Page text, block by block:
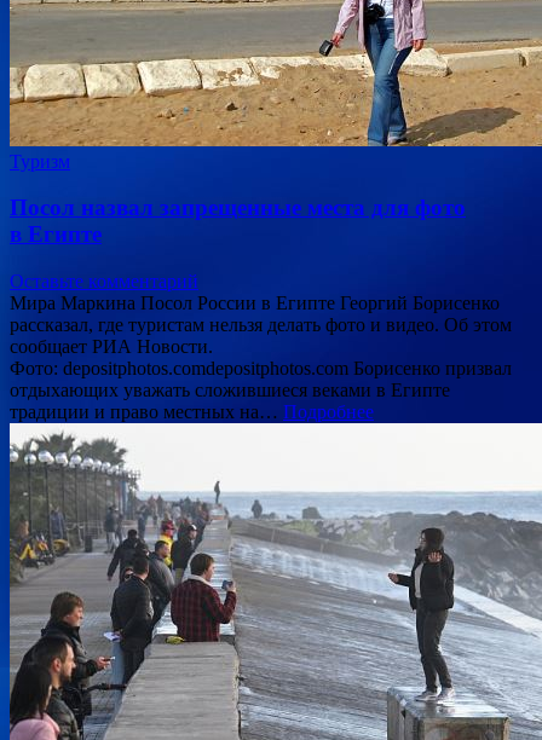
Туризм
Посол назвал запрещенные места для фото
в Египте
Оставьте комментарий
Мира Маркина Посол России в Египте Георгий Борисенко
рассказал, где туристам нельзя делать фото и видео. Об этом
сообщает РИА Новости.
Фото: depositphotos.comdepositphotos.com Борисенко призвал
отдыхающих уважать сложившиеся веками в Египте
традиции и право местных на… Подробнее